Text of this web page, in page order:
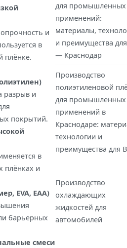
и
в
плёнке.
разрыв и
покрытий.
в
плёнках и
EVA, EAA)
барьерных
смеси
для промышленных
применений:
материалы,
и преимущества
— Краснодар
Производство
полиэтиленовой
для промышленных
применений в
Краснодаре:
технологии и
преимущества для
Производство
охлаждающих
жидкостей для
автомобилей